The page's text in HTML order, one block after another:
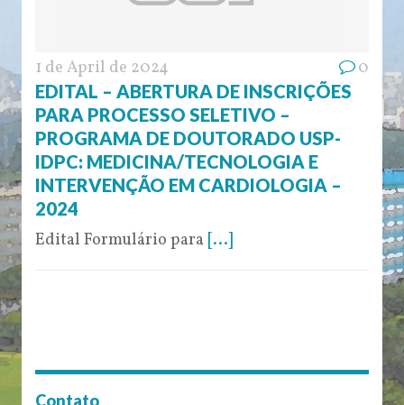
1 de April de 2024 0
EDITAL – ABERTURA DE INSCRIÇÕES
PARA PROCESSO SELETIVO –
PROGRAMA DE DOUTORADO USP-
IDPC: MEDICINA/TECNOLOGIA E
INTERVENÇÃO EM CARDIOLOGIA –
2024
Edital Formulário para [...]
Contato